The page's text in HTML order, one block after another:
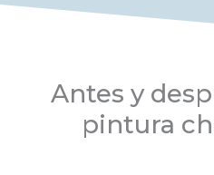
Antes y
pintura